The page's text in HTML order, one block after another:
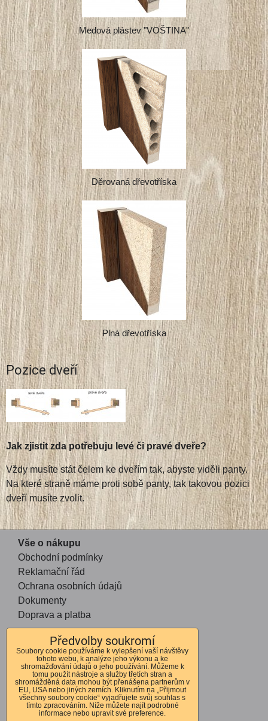
Medová plástev "VOŠTINA"
Děrovaná dřevotříska
Plná dřevotříska
Pozice dveří
Jak zjistit zda potřebuju levé či pravé dveře?
Vždy musíte stát čelem ke dveřím tak, abyste viděli panty.
Na které straně máme proti sobě panty, tak takovou pozici
dveří musíte zvolit.
Vše o nákupu
Obchodní podmínky
Reklamační řád
Ochrana osobních údajů
Dokumenty
Doprava a platba
Kontakt
Andrea Mohauptová
Kvítkov 56
Česká Lípa
470 01
Předvolby soukromí
Soubory cookie používáme k vylepšení vaší návštěvy
tohoto webu, k analýze jeho výkonu a ke
shromažďování údajů o jeho používání. Můžeme k
tomu použít nástroje a služby třetích stran a
shromážděná data mohou být přenášena partnerům v
EU, USA nebo jiných zemích. Kliknutím na „Přijmout
všechny soubory cookie“ vyjadřujete svůj souhlas s
tímto zpracováním. Níže můžete najít podrobné
informace nebo upravit své preference.